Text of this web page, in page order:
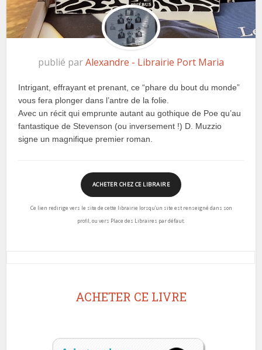
publié parAlexandre - Librairie Port Maria
Intrigant, effrayant et prenant, ce “phare du bout du monde”
vous fera plonger dans l’antre de la folie.
Avec un récit qui emprunte autant au gothique de Poe qu’au
fantastique de Stevenson (ou inversement !) D. Muzzio
signe un magnifique premier roman.
ACHETER CHEZ CE LIBRAIRE
Ce lien redirige vers le site de cette librairie lorsqu’un site est renseigné dans son
profil, ou vers Place des Libraires par défaut.
ACHETER CE LIVRE